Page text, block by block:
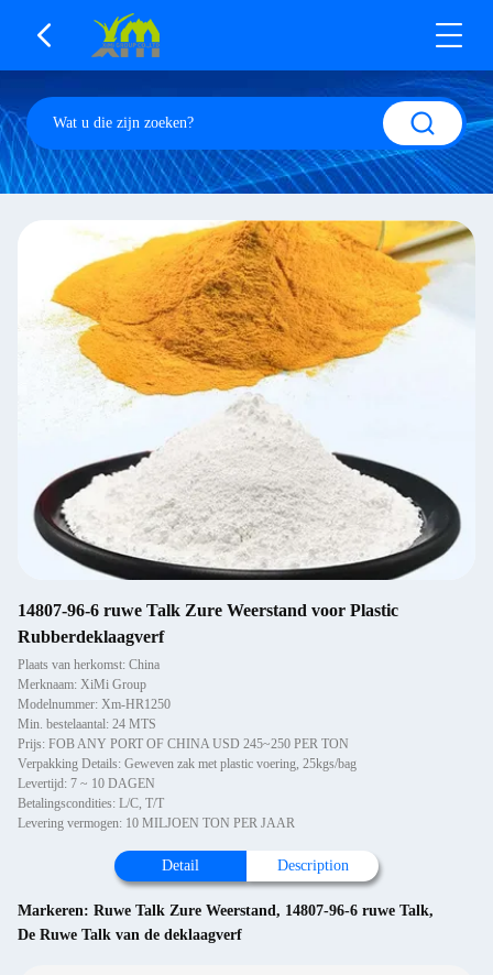
14807-96-6 ruwe Talk Zure Weerstand voor Plastic
Rubberdeklaagverf
Plaats van herkomst: China
Merknaam: XiMi Group
Modelnummer: Xm-HR1250
Min. bestelaantal: 24 MTS
Prijs: FOB ANY PORT OF CHINA USD 245~250 PER TON
Verpakking Details: Geweven zak met plastic voering, 25kgs/bag
Levertijd: 7 ~ 10 DAGEN
Betalingscondities: L/C, T/T
Levering vermogen: 10 MILJOEN TON PER JAAR
Detail Description
Markeren: Ruwe Talk Zure Weerstand, 14807-96-6 ruwe Talk,
De Ruwe Talk van de deklaagverf